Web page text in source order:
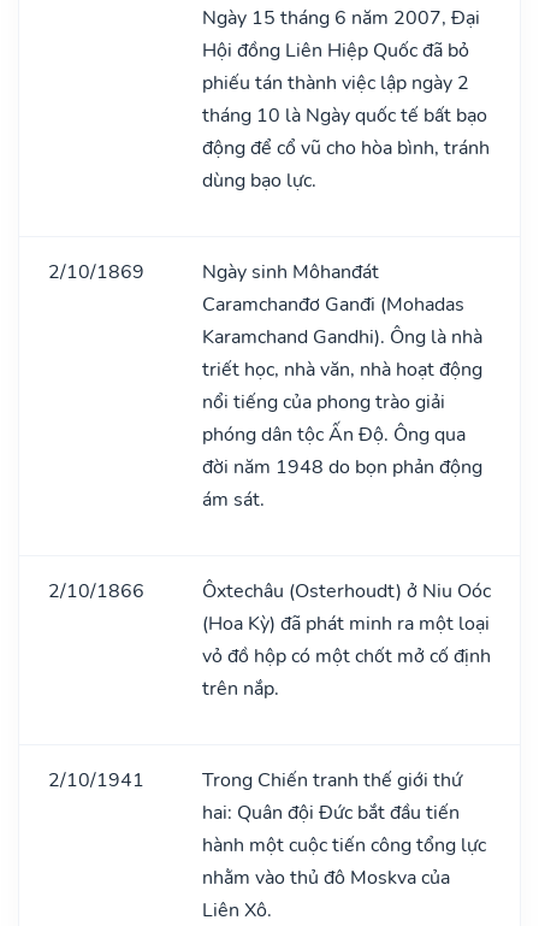
Ngày 15 tháng 6 năm 2007, Đại
Hội đồng Liên Hiệp Quốc đã bỏ
phiếu tán thành việc lập ngày 2
tháng 10 là Ngày quốc tế bất bạo
động để cổ vũ cho hòa bình, tránh
dùng bạo lực.
2/10/1869
Ngày sinh Môhanđát
Caramchanđơ Ganđi (Mohadas
Karamchand Gandhi). Ông là nhà
triết học, nhà văn, nhà hoạt động
nổi tiếng của phong trào giải
phóng dân tộc Ấn Độ. Ông qua
đời năm 1948 do bọn phản động
ám sát.
2/10/1866
Ôxtechâu (Osterhoudt) ở Niu Oóc
(Hoa Kỳ) đã phát minh ra một loại
vỏ đồ hộp có một chốt mở cố định
trên nắp.
2/10/1941
Trong Chiến tranh thế giới thứ
hai: Quân đội Đức bắt đầu tiến
hành một cuộc tiến công tổng lực
nhằm vào thủ đô Moskva của
Liên Xô.